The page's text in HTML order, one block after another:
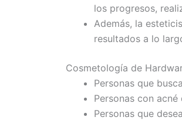
los progresos,
Además, la
resultados a lo
Cosmetología de
Personas que
Personas con
Personas que